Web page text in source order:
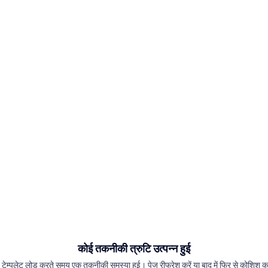
कोई तकनीकी त्रुटि उत्पन्न हुई
लोड करते समय एक तकनीकी समस्या हुई। पेज रीफ्रेश करें या बाद में फिर से कोशिश